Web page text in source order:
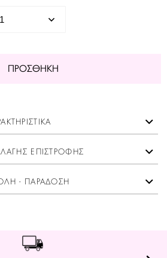
ΠΡΟΣΘΉΚΗ
ΕΠΙΣΤΡΟΦΗΣ
- ΠΑΡΑΔΟΣΗ